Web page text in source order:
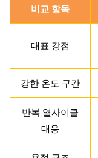
비교 항목
대표 강점
강한 온도 구간
반복 열사이클
대응